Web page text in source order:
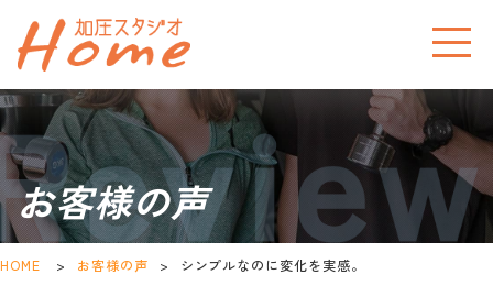
お客様の声
HOME > お客様の声 > シンプルなのに変化を実感。